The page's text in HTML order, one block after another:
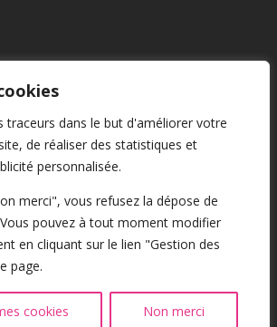
traceurs dans le but d'améliorer votre
de réaliser des statistiques et
personnalisée.
merci", vous refusez la dépose de
pouvez à tout moment modifier
en cliquant sur le lien "Gestion des
page.
cookies Non merci
CGU
Confidentialité
Cookies
Tous droits réservés